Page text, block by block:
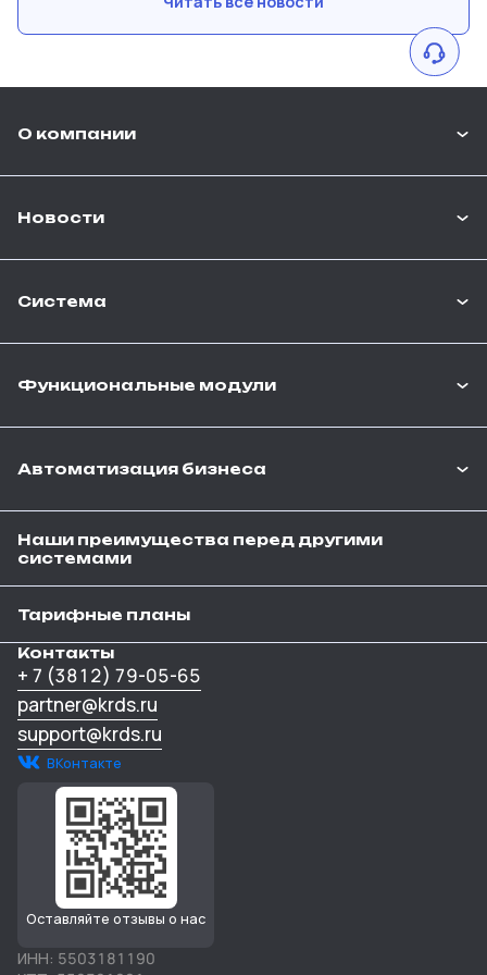
гибридную модель...
Контакты
+ 7 (3812) 79-05-65
partner@krds.ru
support@krds.ru
ВКонтакте
Оставляйте отзывы о нас
ИНН: 5503181190
О компании
Новости
Система
Функциональные модули
Автоматизация бизнеса
Наши преимущества перед другими
системами
Тарифные планы